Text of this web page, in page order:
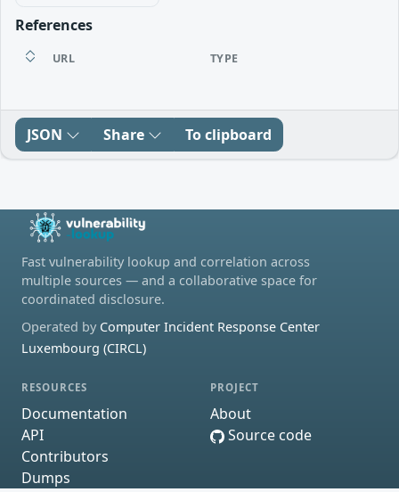
References
URL TYPE
JSON Share To clipboard
Fast vulnerability lookup and correlation across
multiple sources — and a collaborative space for
coordinated disclosure.
Operated by Computer Incident Response Center
Luxembourg (CIRCL)
RESOURCES
Documentation
API
Contributors
Dumps
PROJECT
About
Source code